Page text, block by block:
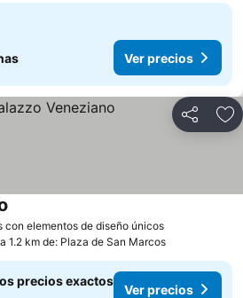
Ver precios
Compartir
con elementos de diseño únicos
a 1.2 km de: Plaza de San Marcos
precios exactos
Ver precios